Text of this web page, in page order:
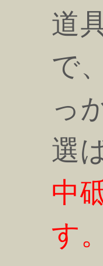
道
で
っ
選
中
す。